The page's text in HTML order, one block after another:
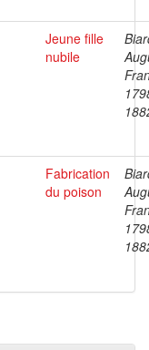
Jeune fille
nubile
Fabrication
du poison